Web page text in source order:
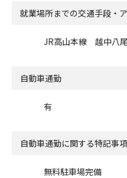
就業場所までの交通手段・
JR高山本線 越中八
自動車通勤
有
自動車通勤に関する特記事項
無料駐車場完備